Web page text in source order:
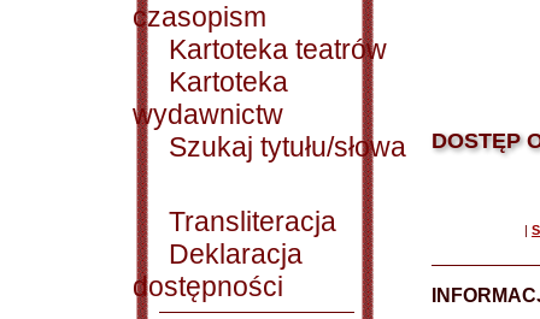
czasopism
Kartoteka teatrów
Kartoteka
wydawnictw
Szukaj tytułu/słowa
Transliteracja
Deklaracja
dostępności
DOSTĘP
|